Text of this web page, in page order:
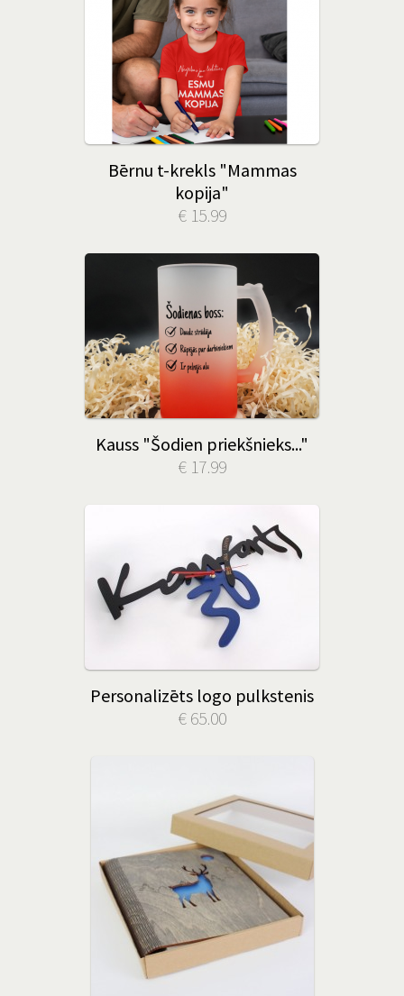
Bērnu t-krekls "Mammas
kopija"
€ 15.99
Kauss "Šodien priekšnieks..."
€ 17.99
Personalizēts logo pulkstenis
€ 65.00